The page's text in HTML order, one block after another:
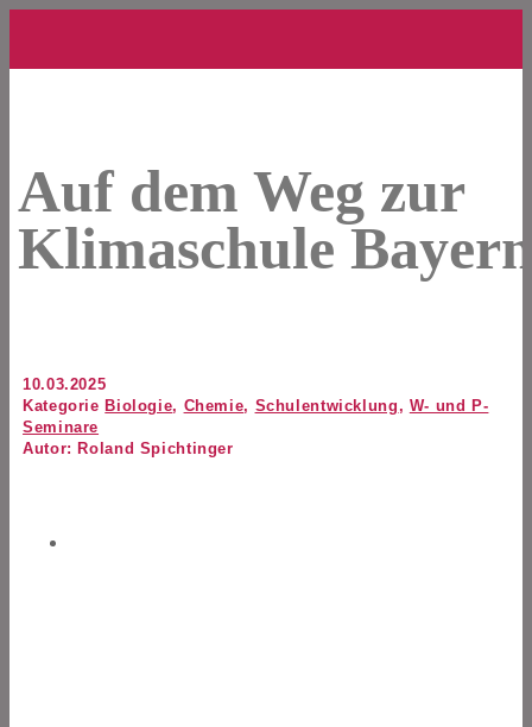
Auf dem Weg zur
Klimaschule
10.03.2025
Kategorie Biologie, Chemie, Schulentwicklung , W- und P-
Seminare
Autor: Roland Spichtinger